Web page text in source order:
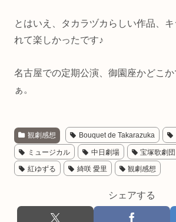
とはいえ、タカラヅカらしい作品、
れて楽しかったです♪
名古屋での定期公演、御園座かどこ
ぁ。
観劇感想 Bouquet de Takarazuka
ミュージカル 中日劇場 宝塚歌劇団
紅ゆずる
綺咲 愛里 観劇感想
シェアする